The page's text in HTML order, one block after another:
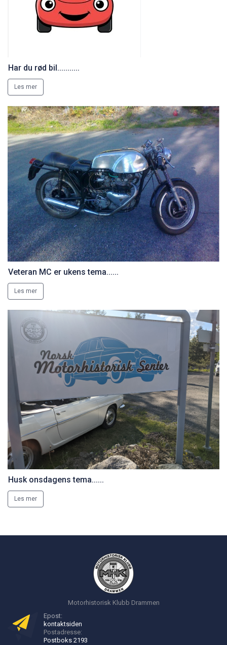
Har du rød bil...........
Les mer
Veteran MC er ukens tema......
Les mer
Husk onsdagens tema......
Les mer
Motorhistorisk Klubb Drammen
Epost:
kontaktsiden
Postadresse:
Postboks 2193